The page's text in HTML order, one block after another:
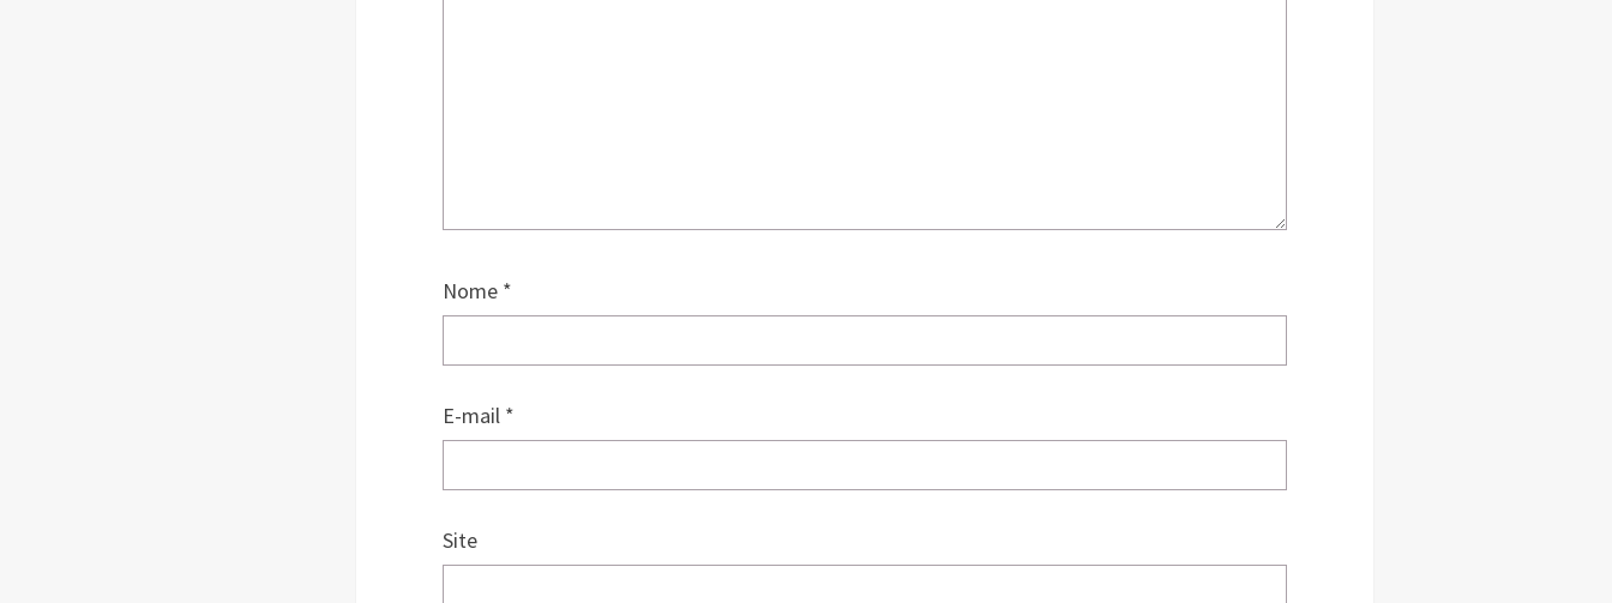
Nome *
E-mail *
Site